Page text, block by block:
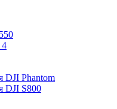
4
DJI Phantom
DJI S800